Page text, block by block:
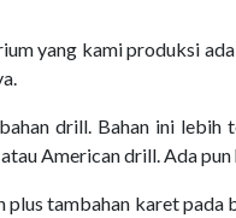
yang kami produksi
drill. Bahan ini
American drill. Ada
plus tambahan karet